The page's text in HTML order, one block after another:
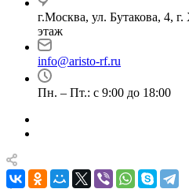
г.Москва, ул. Бутакова, 4,
этаж
info@aristo-rf.ru
Пн. – Пт.: с 9:00 до 18:00